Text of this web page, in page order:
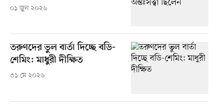
০১ জুন ২০২৬
তরুণদের ভুল বার্তা দিচ্ছে বডি-
শেমিং: মাধুরী দীক্ষিত
৩১ মে ২০২৬